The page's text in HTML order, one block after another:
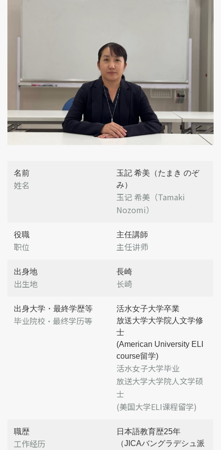
名前
姓名
玉記 希美（たまき のぞ
み）
玉记 希美（Tamaki
Nozomi）
役職
职位
主任講師
主任讲师
出身地
出生地
長崎
长崎
出身大学・最終学歴等
毕业院校・最终学历等
活水女子大学卒業
放送大学大学院人文学修
士
(American University ELI
course留学)
活水女子大学毕业
放送大学大学院人文学硕
士
(美国大学ELI课程留学)
職歴
工作经历
日本語教育歴25年
（JICAバングラデシュ派